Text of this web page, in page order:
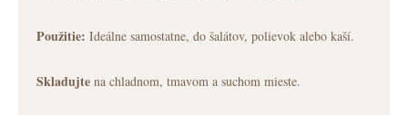
Použitie: Ideálne samostatne, do šalátov, polievok alebo kaší.
Skladujte na chladnom, tmavom a suchom mieste.